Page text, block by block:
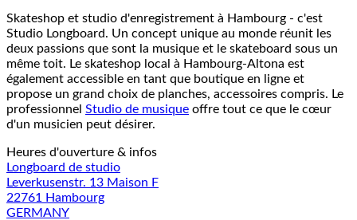
Skateshop et studio d'enregistrement à Hambourg - c'est
Studio Longboard. Un concept unique au monde réunit les
deux passions que sont la musique et le skateboard sous un
même toit. Le skateshop local à Hambourg-Altona est
également accessible en tant que boutique en ligne et
propose un grand choix de planches, accessoires compris. Le
professionnel Studio de musique offre tout ce que le cœur
d'un musicien peut désirer.
Heures d'ouverture & infos
Longboard de studio
Leverkusenstr. 13 Maison F
22761 Hambourg
GERMANY